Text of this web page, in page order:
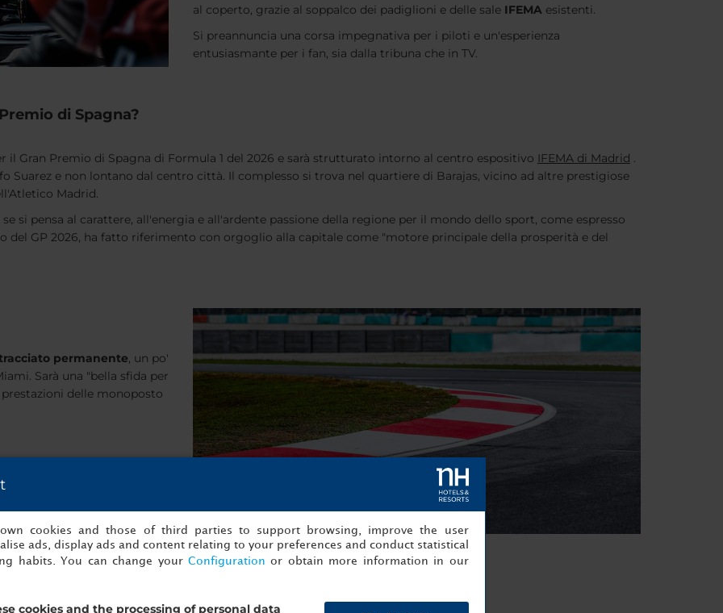
al coperto, grazie al soppalco dei padiglioni e delle sale IFEMA esistenti.
Si preannuncia una corsa impegnativa per i piloti e un'esperienza
entusiasmante per i fan, sia dalla tribuna che in TV.
di Spagna?
il Gran Premio di Spagna di Formula 1 del 2026 e sarà strutturato intorno al centro espositivo IFEMA di Madrid .
Suarez e non lontano dal centro città. Il complesso si trova nel quartiere di Barajas, vicino ad altre prestigiose
Madrid.
si pensa al carattere, all'energia e all'ardente passione della regione per il mondo dello sport, come espresso
del GP 2026, ha fatto riferimento con orgoglio alla capitale come "motore principale della prosperità e del
permanente, un po'
Sarà una "bella sfida per
delle monoposto
cookies and those of third parties to support browsing, improve the user
ads, display ads and content relating to your preferences and conduct statistical
habits. You can change your Configuration or obtain more information in our
cookies and the processing of personal data